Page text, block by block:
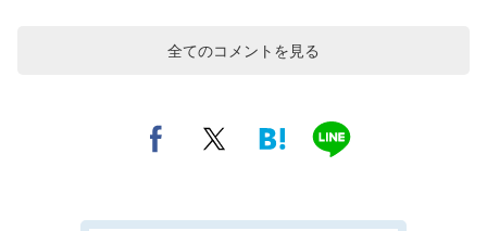
全てのコメントを見る